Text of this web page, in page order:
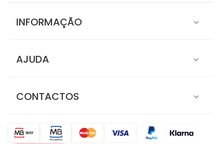
INFORMAÇÃO
AJUDA
CONTACTOS